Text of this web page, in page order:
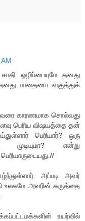
ஒழிப்பையுமே தனது
பாதையை வகுத்துக்
காரணமாக சொல்வது
பெரிய விஷயத்தை தன்
பெரியார்? ஒரு
என்று
அப்படி அவர்
உலகமே அவரின் கருத்தை
உயர்வில்